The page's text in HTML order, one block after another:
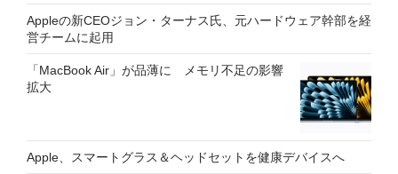
Appleの新CEOジョン・ターナス氏、元ハードウェア幹部を経
営チームに起用
「MacBook Air」が品薄に メモリ不足の影響
拡大
Apple、スマートグラス＆ヘッドセットを健康デバイスへ